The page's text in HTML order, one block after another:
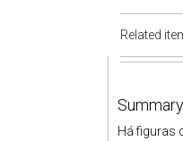
Related
Há figuras